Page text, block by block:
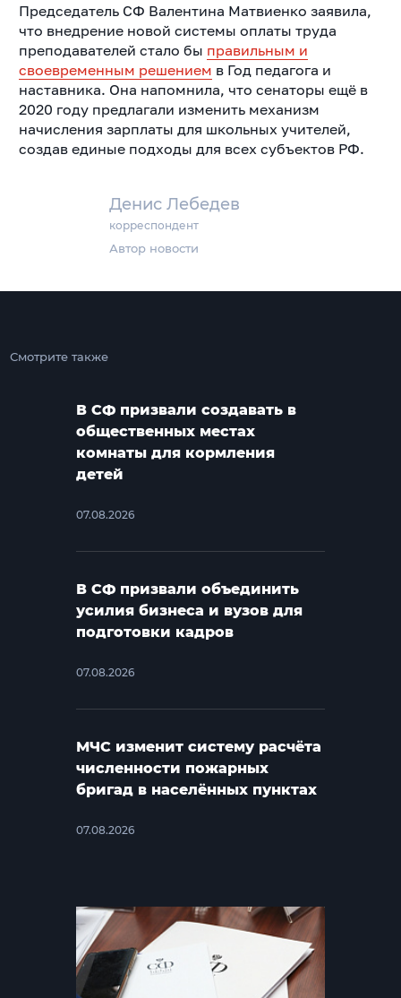
Денис Лебедев
корреспондент
Автор новости
Председатель СФ Валентина Матвиенко заявила,
что внедрение новой системы оплаты труда
преподавателей стало бы правильным и
своевременным решением в Год педагога и
наставника. Она напомнила, что сенаторы ещё в
2020 году предлагали изменить механизм
начисления зарплаты для школьных учителей,
создав единые подходы для всех субъектов РФ.
Смотрите также
В СФ призвали создавать в
общественных местах
комнаты для кормления
детей
07.08.2026
В СФ призвали объединить
усилия бизнеса и вузов для
подготовки кадров
07.08.2026
МЧС изменит систему расчёта
численности пожарных
бригад в населённых пунктах
07.08.2026